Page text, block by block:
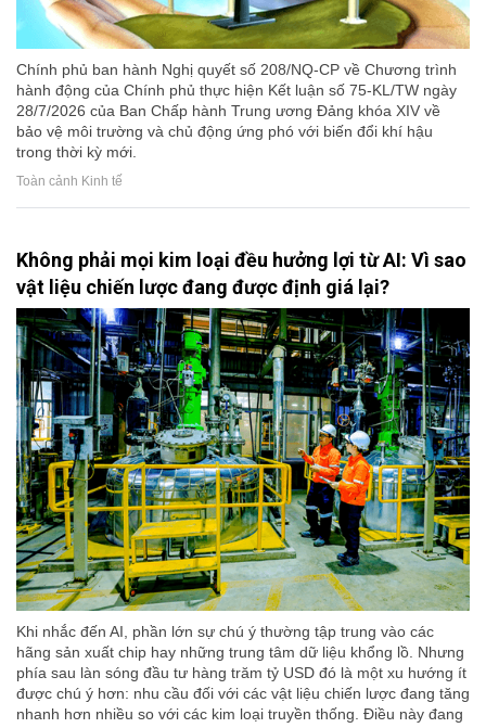
Chính phủ ban hành Nghị quyết số 208/NQ-CP về Chương trình
hành động của Chính phủ thực hiện Kết luận số 75-KL/TW ngày
28/7/2026 của Ban Chấp hành Trung ương Đảng khóa XIV về
bảo vệ môi trường và chủ động ứng phó với biến đổi khí hậu
trong thời kỳ mới.
Toàn cảnh Kinh tế
Không phải mọi kim loại đều hưởng lợi từ AI: Vì sao
vật liệu chiến lược đang được định giá lại?
Khi nhắc đến AI, phần lớn sự chú ý thường tập trung vào các
hãng sản xuất chip hay những trung tâm dữ liệu khổng lồ. Nhưng
phía sau làn sóng đầu tư hàng trăm tỷ USD đó là một xu hướng ít
được chú ý hơn: nhu cầu đối với các vật liệu chiến lược đang tăng
nhanh hơn nhiều so với các kim loại truyền thống. Điều này đang